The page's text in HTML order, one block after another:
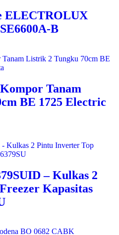
ELECTROLUX
B
Tanam
BE 1725 Electric
– Kulkas 2
Kapasitas